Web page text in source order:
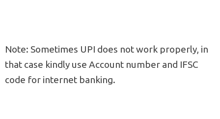
Note: Sometimes UPI does not work properly, in
that case kindly use Account number and IFSC
code for internet banking.